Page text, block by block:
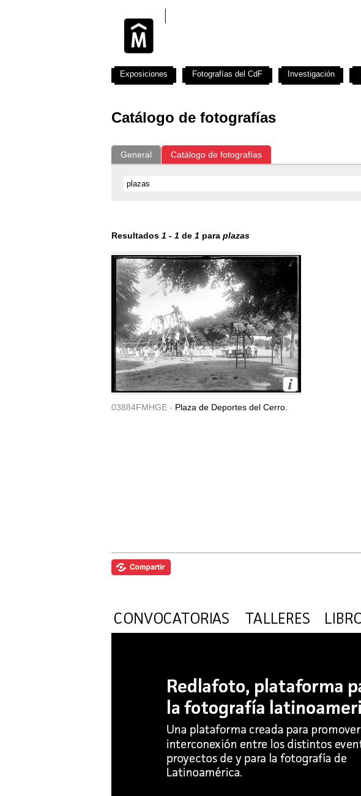
Catálogo de fotografías
General Catálogo de fotografías
Resultados 1 - 1 de 1 para plazas
03884FMHGE - Plaza de Deportes del Cerro.
Exposiciones Fotografías del CdF Investigación